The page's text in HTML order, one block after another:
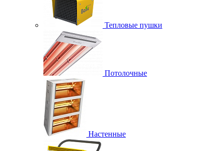
Тепловые пушки
Потолочные
Настенные